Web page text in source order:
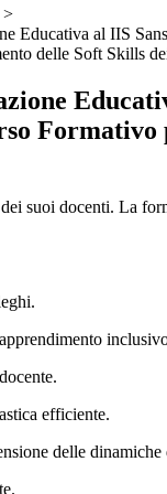
>
Educativa al IIS
delle Soft Skills
Formativo
suoi docenti. La
efficiente.
delle